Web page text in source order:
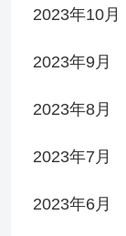
2023年10月
2023年9月
2023年8月
2023年7月
2023年6月